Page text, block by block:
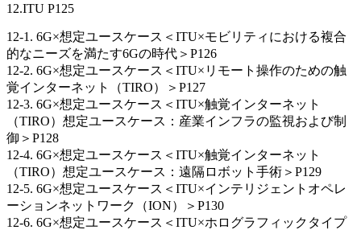
12.ITU P125
12-1. 6G×想定ユースケース＜ITU×モビリティにおける複合
的なニーズを満たす6Gの時代＞P126
12-2. 6G×想定ユースケース＜ITU×リモート操作のための触
覚インターネット（TIRO）＞P127
12-3. 6G×想定ユースケース＜ITU×触覚インターネット
（TIRO）想定ユースケース：産業インフラの監視および制
御＞P128
12-4. 6G×想定ユースケース＜ITU×触覚インターネット
（TIRO）想定ユースケース：遠隔ロボット手術＞P129
12-5. 6G×想定ユースケース＜ITU×インテリジェントオペレ
ーションネットワーク（ION）＞P130
12-6. 6G×想定ユースケース＜ITU×ホログラフィックタイプ